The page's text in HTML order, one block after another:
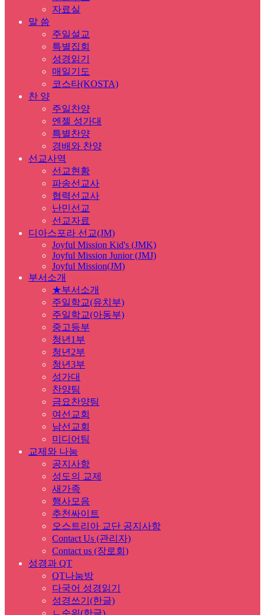
자료실
말 씀
주일설교
특별집회
성경읽기
매일기도
코스타(KOSTA)
찬 양
주일찬양
엔젤 성가대
특별찬양
경배와 찬양
선교사역
선교현황
파송선교사
협력선교사
난민선교
선교자료
디아스포라 선교(JM)
Joyful Mission Kid's (JMK)
Joyful Mission Junior (JMJ)
Joyful Mission(JM)
부서소개
★부서소개
주일학교(유치부)
주일학교(아동부)
중고등부
청년1부
청년2부
청년3부
성가대
찬양팀
금요찬양팀
여선교회
남선교회
미디어팀
교제와 나눔
공지사항
성도의 교제
새가족
행사모음
추천싸이트
오스트리아 교단 공지사항
Contact Us (관리자)
Contact us (장로회)
성경과 QT
QT나눔방
다국어 성경읽기
성경쓰기(한글)